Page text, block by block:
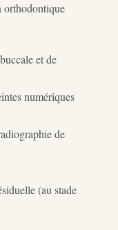
et de
numériques
de
(au stade